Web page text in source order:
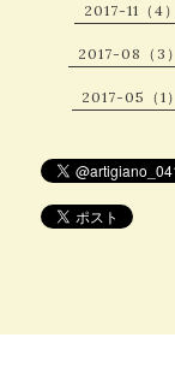
2017-11（4）
2017-08（3）
2017-05（1）